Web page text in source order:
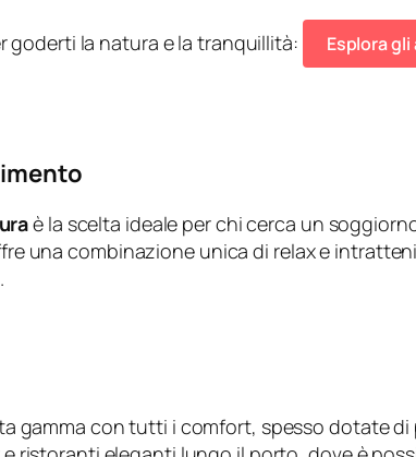
goderti la natura e la tranquillità: Esplora
è la scelta ideale per chi cerca un
una combinazione unica di relax e
gamma con tutti i comfort, spesso dotate di